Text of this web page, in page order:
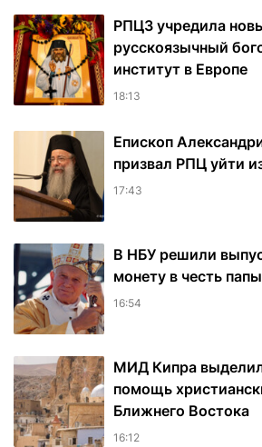
РПЦЗ учредила
русскоязычный
институт в Европе
18:13
Епископ
призвал РПЦ уйти
17:43
В НБУ решили
монету в честь
16:54
МИД Кипра
помощь
Ближнего Востока
16:12